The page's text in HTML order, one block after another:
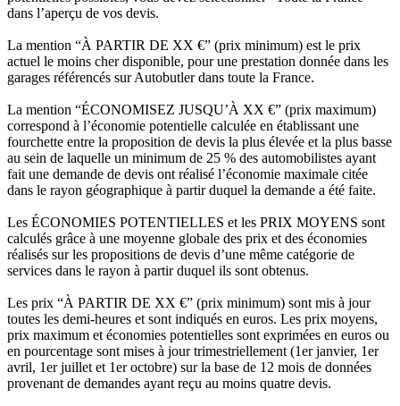
dans l’aperçu de vos devis.
La mention “À PARTIR DE XX €” (prix minimum) est le prix
actuel le moins cher disponible, pour une prestation donnée dans les
garages référencés sur Autobutler dans toute la France.
La mention “ÉCONOMISEZ JUSQU’À XX €” (prix maximum)
correspond à l’économie potentielle calculée en établissant une
fourchette entre la proposition de devis la plus élevée et la plus basse
au sein de laquelle un minimum de 25 % des automobilistes ayant
fait une demande de devis ont réalisé l’économie maximale citée
dans le rayon géographique à partir duquel la demande a été faite.
Les ÉCONOMIES POTENTIELLES et les PRIX MOYENS sont
calculés grâce à une moyenne globale des prix et des économies
réalisés sur les propositions de devis d’une même catégorie de
services dans le rayon à partir duquel ils sont obtenus.
Les prix “À PARTIR DE XX €” (prix minimum) sont mis à jour
toutes les demi-heures et sont indiqués en euros. Les prix moyens,
prix maximum et économies potentielles sont exprimées en euros ou
en pourcentage sont mises à jour trimestriellement (1er janvier, 1er
avril, 1er juillet et 1er octobre) sur la base de 12 mois de données
provenant de demandes ayant reçu au moins quatre devis.